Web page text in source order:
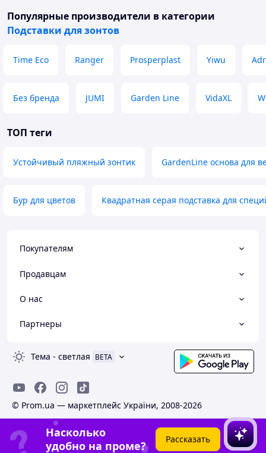
Популярные производители в категории
Подставки для зонтов
Time Eco Ranger Prosperplast Yiwu
Без бренда JUMI Garden Line VidaXL
ТОП теги
Устойчивый пляжный зонтик GardenLine основа для
Бур для цветов Квадратная серая подставка для
Покупателям
Продавцам
О нас
Партнеры
Тема - светлая BETA
© Prom.ua — маркетплейс України, 2008-2026
Насколько
удобно на проме?
Рассказать